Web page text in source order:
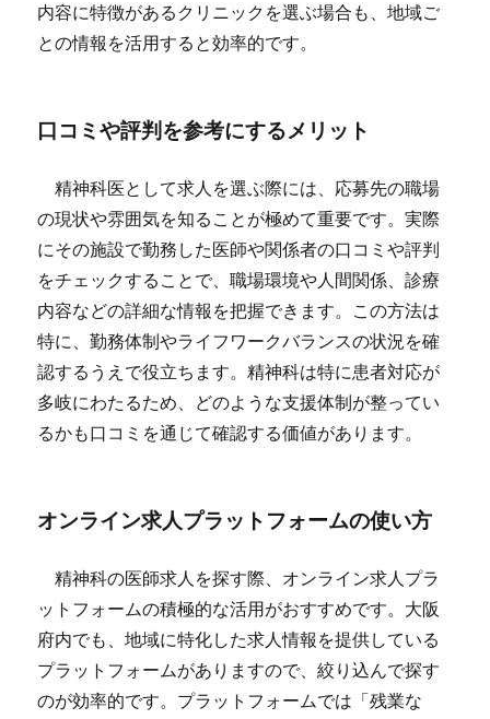
内容に特徴があるクリニックを選ぶ場合も、地域ご
との情報を活用すると効率的です。
口コミや評判を参考にするメリット
精神科医として求人を選ぶ際には、応募先の職場
の現状や雰囲気を知ることが極めて重要です。実際
にその施設で勤務した医師や関係者の口コミや評判
をチェックすることで、職場環境や人間関係、診療
内容などの詳細な情報を把握できます。この方法は
特に、勤務体制やライフワークバランスの状況を確
認するうえで役立ちます。精神科は特に患者対応が
多岐にわたるため、どのような支援体制が整ってい
るかも口コミを通じて確認する価値があります。
オンライン求人プラットフォームの使い方
精神科の医師求人を探す際、オンライン求人プラ
ットフォームの積極的な活用がおすすめです。大阪
府内でも、地域に特化した求人情報を提供している
プラットフォームがありますので、絞り込んで探す
のが効率的です。プラットフォームでは「残業な